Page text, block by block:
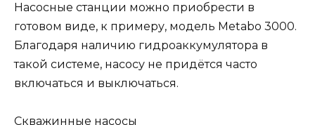
Насосные станции можно приобрести в
готовом виде, к примеру, модель Metabo 3000.
Благодаря наличию гидроаккумулятора в
такой системе, насосу не придётся часто
включаться и выключаться.
Скважинные насосы